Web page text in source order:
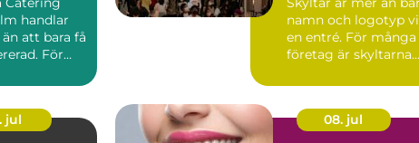
handlar
att bara få
För
namn och logotyp
en entré. För många
företag är skyltarna
jul
08. jul